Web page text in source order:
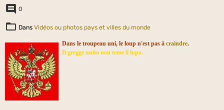
0
Dans Vidéos ou photos pays et villes du monde
Dans le troupeau uni, le loup n'est pas à craindre.
Il gregge unito non teme il lupo.